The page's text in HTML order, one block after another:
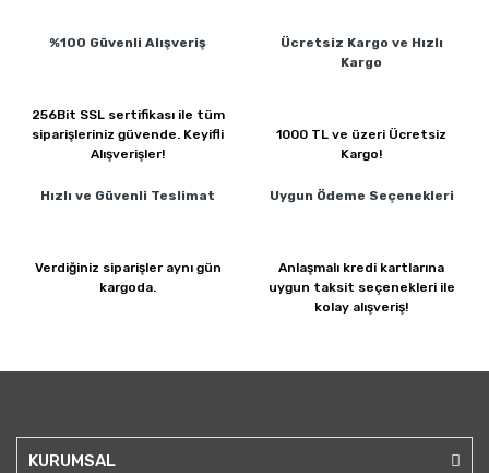
%100 Güvenli Alışveriş
256Bit SSL sertifikası ile tüm
siparişleriniz güvende. Keyifli
Alışverişler!
Ücretsiz Kargo ve Hızlı
Kargo
1000 TL ve üzeri Ücretsiz
Kargo!
Hızlı ve Güvenli Teslimat
Verdiğiniz siparişler aynı gün
kargoda.
Uygun Ödeme Seçenekleri
Anlaşmalı kredi kartlarına
uygun taksit seçenekleri ile
kolay alışveriş!
KURUMSAL